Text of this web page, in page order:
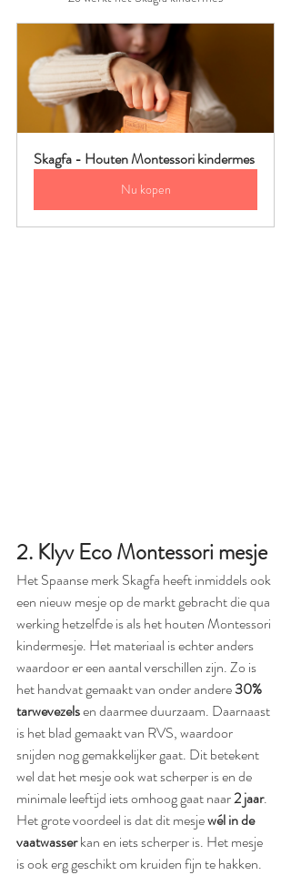
Skagfa - Houten Montessori kindermes
Nu kopen
2. Klyv Eco Montessori mesje
Het Spaanse merk Skagfa heeft inmiddels ook
een nieuw mesje op de markt gebracht die qua
werking hetzelfde is als het houten Montessori
kindermesje. Het materiaal is echter anders
waardoor er een aantal verschillen zijn. Zo is
het handvat gemaakt van onder andere 30%
tarwevezels en daarmee duurzaam. Daarnaast
is het blad gemaakt van RVS, waardoor
snijden nog gemakkelijker gaat. Dit betekent
wel dat het mesje ook wat scherper is en de
minimale leeftijd iets omhoog gaat naar 2 jaar.
Het grote voordeel is dat dit mesje wél in de
vaatwasser kan en iets scherper is. Het mesje
is ook erg geschikt om kruiden fijn te hakken.